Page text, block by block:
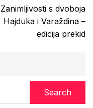
Zanimljivosti s dvoboja
Hajduka i Varaždina –
edicija prekid